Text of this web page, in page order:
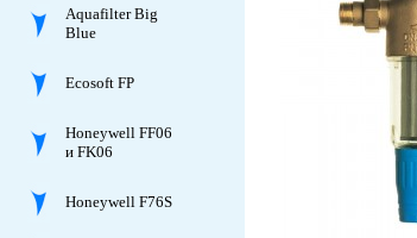
Aquafilter Big
Blue
Ecosoft FP
Honeywell FF06
и FK06
Honeywell F76S